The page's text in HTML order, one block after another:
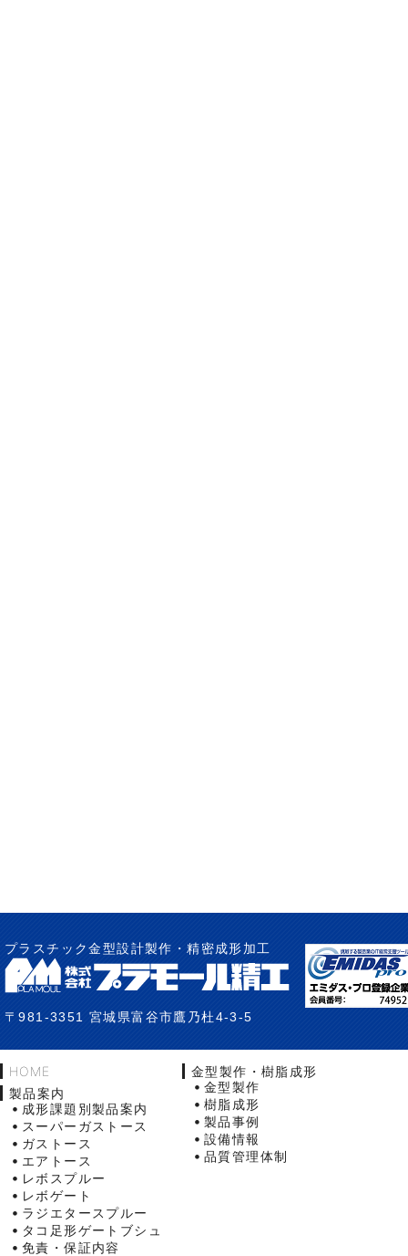
プラスチック金型設計製作・精密成形加工
〒981-3351 宮城県富谷市鷹乃杜4-3-5
HOME
製品案内
成形課題別製品案内
スーパーガストース
ガストース
エアトース
レボスプルー
レボゲート
ラジエタースプルー
タコ足形ゲートブシュ
免責・保証内容
金型製作・樹脂成形
金型製作
樹脂成形
製品事例
設備情報
品質管理体制